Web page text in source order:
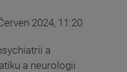
2024, 11:20
a
a neurologii